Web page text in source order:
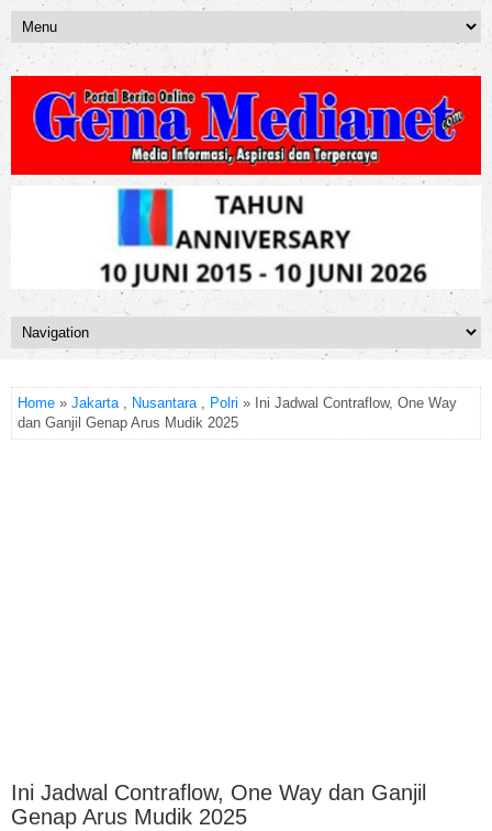
Home » Jakarta, Nusantara, Polri » Ini Jadwal Contraflow, One Way
dan Ganjil Genap Arus Mudik 2025
Ini Jadwal Contraflow, One Way dan Ganjil
Genap Arus Mudik 2025